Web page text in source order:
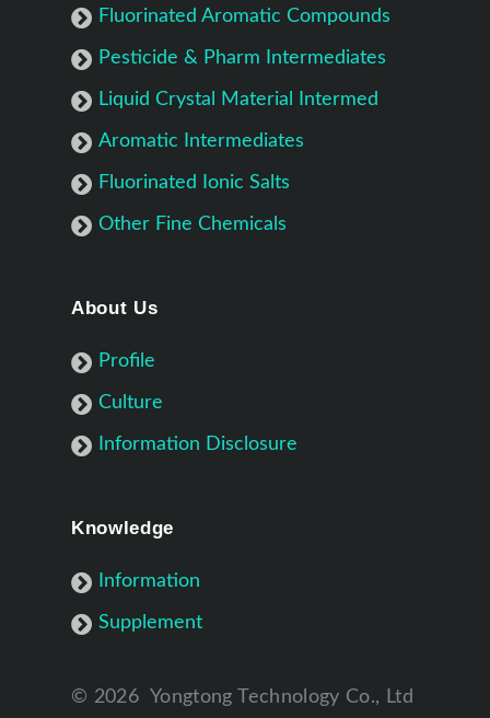
Fluorinated Aromatic Compounds
Pesticide & Pharm Intermediates
Liquid Crystal Material Intermed
Aromatic Intermediates
Fluorinated Ionic Salts
Other Fine Chemicals
About Us
Profile
Culture
Information Disclosure
Knowledge
Information
Supplement
© 2026 Yongtong Technology Co., Ltd